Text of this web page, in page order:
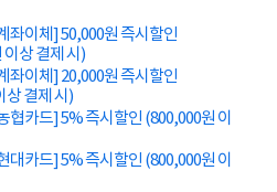
좌이체] 50,000원 즉시할인
상 결제 시)
좌이체] 20,000원 즉시할인
상 결제 시)
협카드] 5% 즉시할인 (800,000원 이
대카드] 5% 즉시할인 (800,000원 이